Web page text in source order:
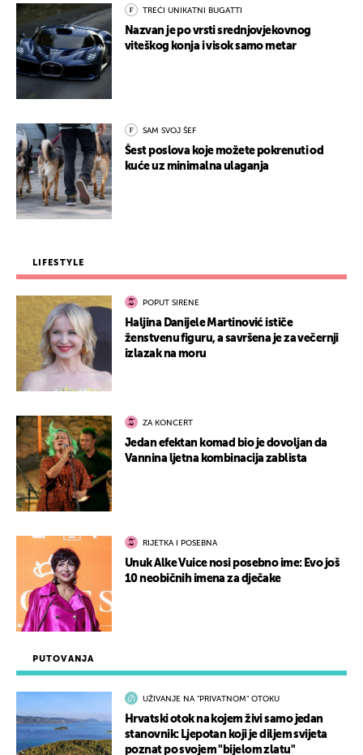
PUTOVANJA
UŽIVANJE NA "PRIVATNOM" OTOKU
Hrvatski otok na kojem živi samo jedan
stanovnik: Ljepotan koji je diljem svijeta
poznat po svojem "bijelom zlatu"
TREĆI UNIKATNI BUGATTI
Nazvan je po vrsti srednjovjekovnog
viteškog konja i visok samo metar
SAM SVOJ ŠEF
Šest poslova koje možete pokrenuti od
kuće uz minimalna ulaganja
LIFESTYLE
POPUT SIRENE
Haljina Danijele Martinović ističe
ženstvenu figuru, a savršena je za večernji
izlazak na moru
ZA KONCERT
Jedan efektan komad bio je dovoljan da
Vannina ljetna kombinacija zablista
RIJETKA I POSEBNA
Unuk Alke Vuice nosi posebno ime: Evo još
10 neobičnih imena za dječake